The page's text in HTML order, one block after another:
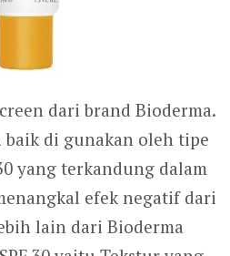
dari brand Bioderma.
baik di gunakan oleh tipe
yang terkandung dalam
efek negatif dari
lain dari Bioderma